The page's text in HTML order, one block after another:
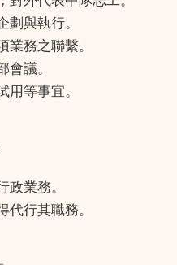
劃與執行。
業務之聯繫。
會議。
用等事宜。
政業務。
代行其職務。